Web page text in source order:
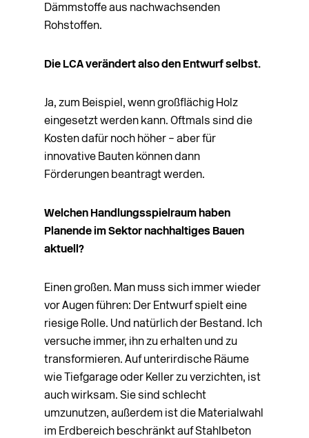
Dämmstoffe aus nachwachsenden
Rohstoffen.
Die LCA verändert also den Entwurf selbst.
Ja, zum Beispiel, wenn großflächig Holz
eingesetzt werden kann. Oftmals sind die
Kosten dafür noch höher – aber für
innovative Bauten können dann
Förderungen beantragt werden.
Welchen Handlungsspielraum haben
Planendeim Sektor nachhaltiges Bauen
aktuell?
Einen großen. Man muss sich immer wieder
vor Augen führen: Der Entwurf spielt eine
riesige Rolle. Und natürlich der Bestand. Ich
versuche immer, ihn zu erhalten und zu
transformieren. Auf unterirdische Räume
wie Tiefgarage oder Keller zu verzichten, ist
auch wirksam. Sie sind schlecht
umzunutzen, außerdem ist die Materialwahl
im Erdbereich beschränkt auf Stahlbeton